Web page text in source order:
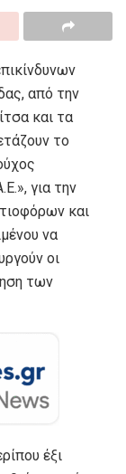
από την
και τα
το
για την
και
να
οι
των
έξι